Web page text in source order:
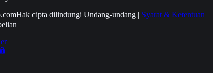
Hak cipta dilindungi Undang-undang | Syarat & Ketentuan